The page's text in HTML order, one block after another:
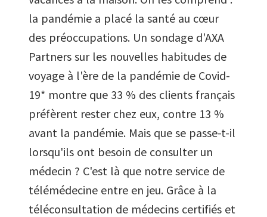
la pandémie a placé la santé au cœur
des préoccupations. Un sondage d'AXA
Partners sur les nouvelles habitudes de
voyage à l'ère de la pandémie de Covid-
19* montre que 33 % des clients français
préfèrent rester chez eux, contre 13 %
avant la pandémie. Mais que se passe-t-il
lorsqu'ils ont besoin de consulter un
médecin ? C'est là que notre service de
télémédecine entre en jeu. Grâce à la
téléconsultation de médecins certifiés et